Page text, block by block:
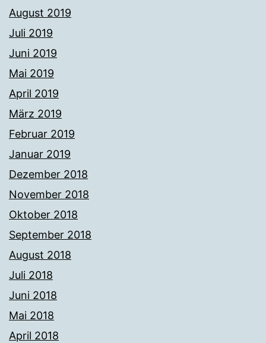
August 2019
Juli 2019
Juni 2019
Mai 2019
April 2019
März 2019
Februar 2019
Januar 2019
Dezember 2018
November 2018
Oktober 2018
September 2018
August 2018
Juli 2018
Juni 2018
Mai 2018
April 2018